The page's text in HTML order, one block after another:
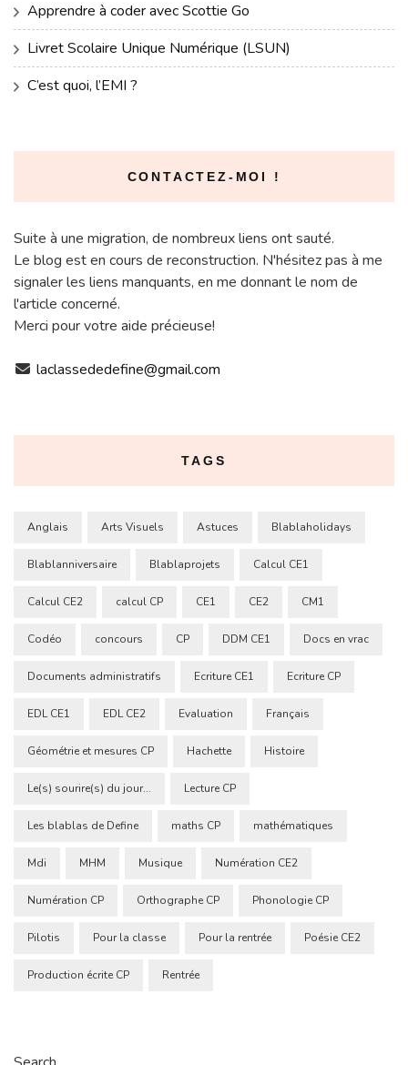
Apprendre à coder avec Scottie Go
Livret Scolaire Unique Numérique (LSUN)
C’est quoi, l’EMI ?
CONTACTEZ-MOI !
Suite à une migration, de nombreux liens ont sauté.
Le blog est en cours de reconstruction. N'hésitez pas à me
signaler les liens manquants, en me donnant le nom de
l'article concerné.
Merci pour votre aide précieuse!
laclassededefine@gmail.com
TAGS
Anglais Arts Visuels Astuces Blablaholidays
Blablanniversaire Blablaprojets Calcul CE1
Calcul CE2 calcul CP CE1 CE2 CM1
Codéo concours CP DDM CE1 Docs en vrac
Documents administratifs Ecriture CE1 Ecriture CP
EDL CE1 EDL CE2 Evaluation Français
Géométrie et mesures CP Hachette Histoire
Le(s) sourire(s) du jour... Lecture CP
Les blablas de Define maths CP mathématiques
Mdi MHM Musique Numération CE2
Numération CP Orthographe CP Phonologie CP
Pilotis Pour la classe Pour la rentrée Poésie CE2
Production écrite CP Rentrée